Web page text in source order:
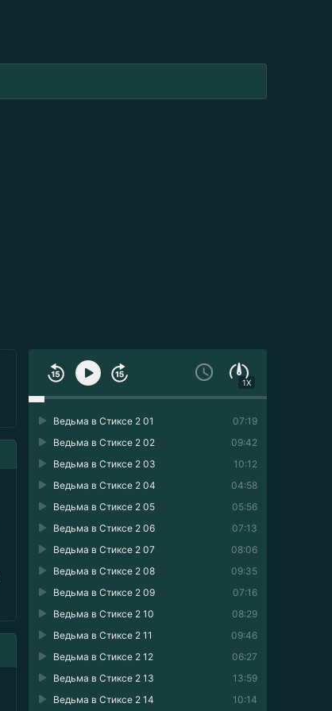
1X
07:19
Ведьма в Стиксе 2 01
09:42
Ведьма в Стиксе 2 02
10:12
Ведьма в Стиксе 2 03
04:58
Ведьма в Стиксе 2 04
05:56
Ведьма в Стиксе 2 05
07:13
Ведьма в Стиксе 2 06
08:06
Ведьма в Стиксе 2 07
09:35
Ведьма в Стиксе 2 08
07:16
Ведьма в Стиксе 2 09
08:29
Ведьма в Стиксе 2 10
09:46
Ведьма в Стиксе 2 11
06:27
Ведьма в Стиксе 2 12
13:59
Ведьма в Стиксе 2 13
10:14
Ведьма в Стиксе 2 14